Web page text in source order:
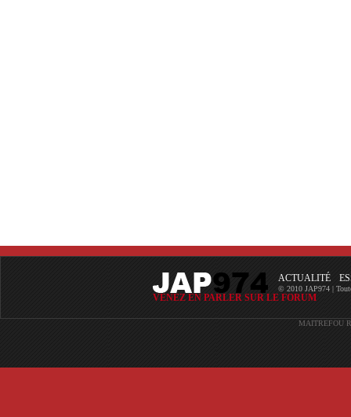
ACTUALITÉ
© 2010 JAP974 |
VENEZ EN PARLER SUR LE FORUM
MAITREFOU